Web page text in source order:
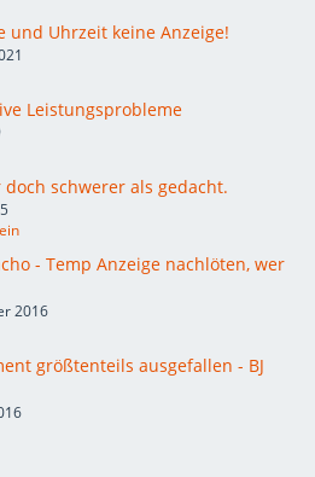
und Uhrzeit keine Anzeige!
Leistungsprobleme
schwerer als gedacht.
- Temp Anzeige nachlöten, wer
2016
größtenteils ausgefallen - BJ